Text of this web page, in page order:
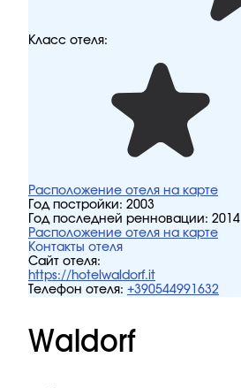
Класс отеля:
Расположение отеля на карте
Год постройки: 2003
Год последней ренновации: 2014
Расположение отеля на карте
Контакты отеля
Сайт отеля:
https://hotelwaldorf.it
Телефон отеля: +390544991632
Waldorf